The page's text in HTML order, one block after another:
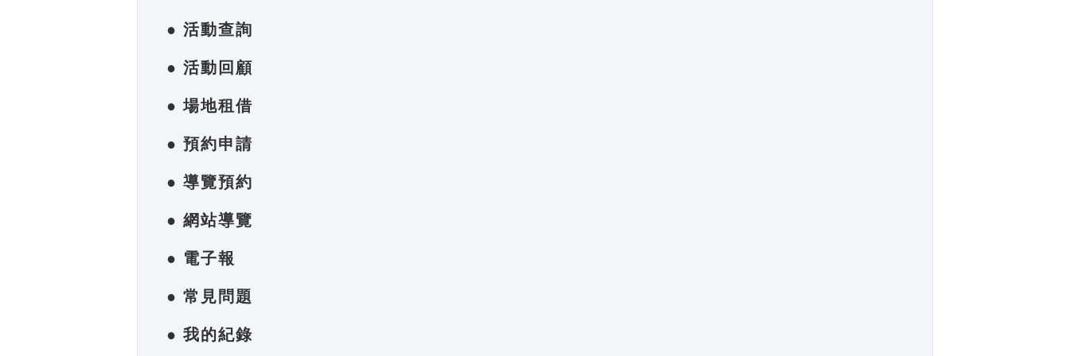
● 活動查詢
● 活動回顧
● 場地租借
● 預約申請
● 導覽預約
● 網站導覽
● 電子報
● 常見問題
● 我的紀錄